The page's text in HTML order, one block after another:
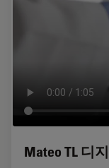
Mateo TL 디